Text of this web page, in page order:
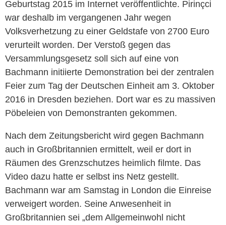
Geburtstag 2015 im Internet veröffentlichte. Pirinçci
war deshalb im vergangenen Jahr wegen
Volksverhetzung zu einer Geldstafe von 2700 Euro
verurteilt worden. Der Verstoß gegen das
Versammlungsgesetz soll sich auf eine von
Bachmann initiierte Demonstration bei der zentralen
Feier zum Tag der Deutschen Einheit am 3. Oktober
2016 in Dresden beziehen. Dort war es zu massiven
Pöbeleien von Demonstranten gekommen.
Nach dem Zeitungsbericht wird gegen Bachmann
auch in Großbritannien ermittelt, weil er dort in
Räumen des Grenzschutzes heimlich filmte. Das
Video dazu hatte er selbst ins Netz gestellt.
Bachmann war am Samstag in London die Einreise
verweigert worden. Seine Anwesenheit in
Großbritannien sei „dem Allgemeinwohl nicht